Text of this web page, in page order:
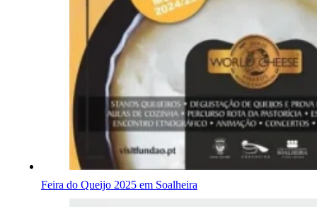
Feira do Queijo 2025 em Soalheira